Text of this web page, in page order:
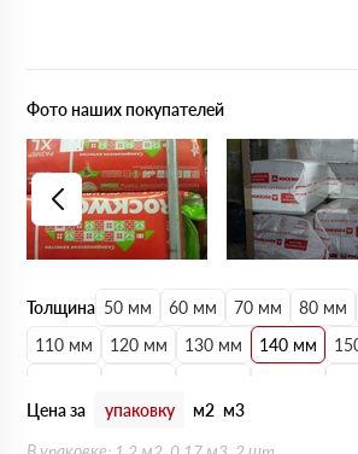
Толщина 50 мм 60 мм 70 мм 80 мм
110 мм
120 мм 130 мм 140 мм
230 мм
240 мм 250 мм
Цена за упаковку м2 м3
Фото наших покупателей